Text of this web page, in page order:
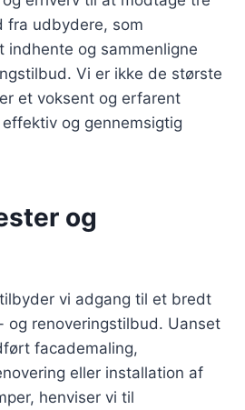
fra udbydere, som
indhente og sammenligne
Vi er ikke de største
et voksent og erfarent
og gennemsigtig
og
vi adgang til et bredt
og renoveringstilbud. Uanset
facademaling,
eller installation af
henviser vi til